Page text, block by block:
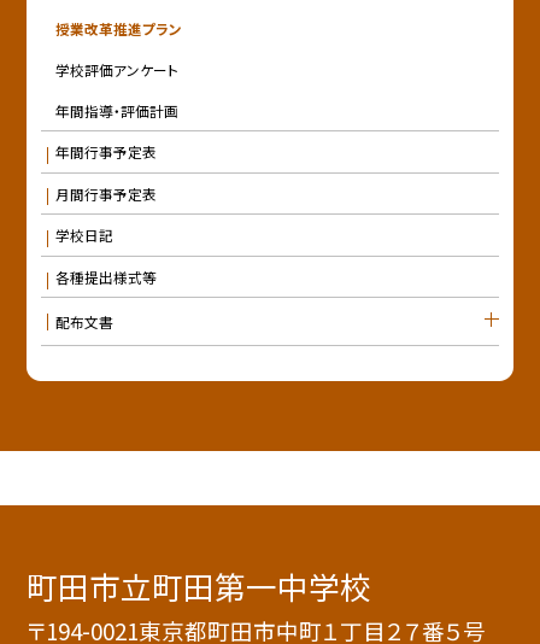
授業改革推進プラン
学校評価アンケート
年間指導・評価計画
年間行事予定表
月間行事予定表
学校日記
各種提出様式等
配布文書
町田市立町田第一中学校
〒194-0021東京都町田市中町１丁目２７番５号